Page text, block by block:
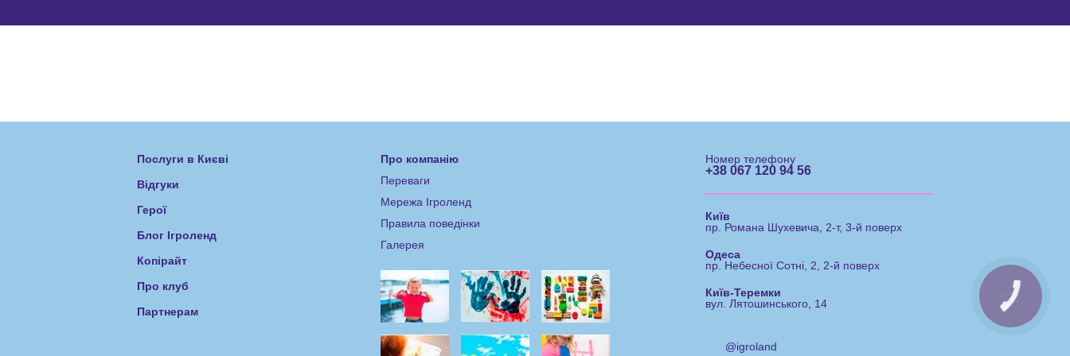
Послуги в Києві
Відгуки
Герої
Блог Ігроленд
Копірайт
Про клуб
Партнерам
Про компанію
Переваги
Мережа Ігроленд
Правила поведінки
Галерея
Номер телефону
+38 067 120 94 56
Київ
пр. Романа Шухевича, 2-т, 3-й поверх
Одеса
пр. Небесної Сотні, 2, 2-й поверх
Київ-Теремки
вул. Лятошинського, 14
@igroland